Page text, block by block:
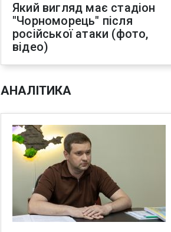
Який вигляд має стадіон
"Чорноморець" після
російської атаки (фото,
відео)
АНАЛІТИКА